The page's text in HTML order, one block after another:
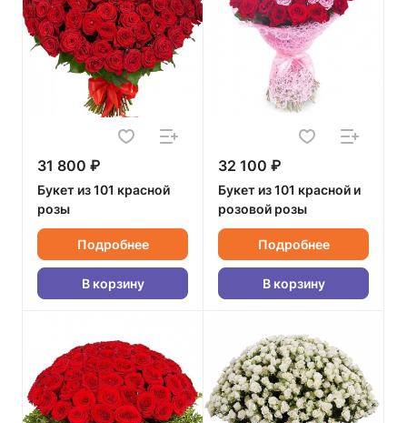
31 800 ₽
Букет из 101 красной
розы
Подробнее
В корзину
32 100 ₽
Букет из 101 красной и
розовой розы
Подробнее
В корзину